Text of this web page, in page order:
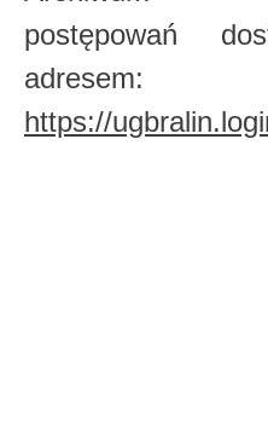
postępowań
adresem:
https://